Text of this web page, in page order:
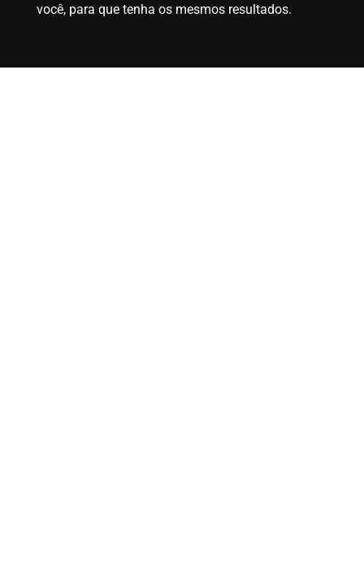
você, para que tenha os mesmos resultados.